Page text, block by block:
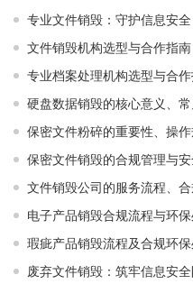
专业文件销毁：守护信息安
文件销毁机构选型与合作指南：
专业档案处理机构选型与合作指
硬盘数据销毁的核心意义、
保密文件粉碎的重要性、操
保密文件销毁的合规管理与
文件销毁公司的服务流程、
电子产品销毁合规流程与环保
瑕疵产品销毁流程及合规环
废弃文件销毁：筑牢信息安